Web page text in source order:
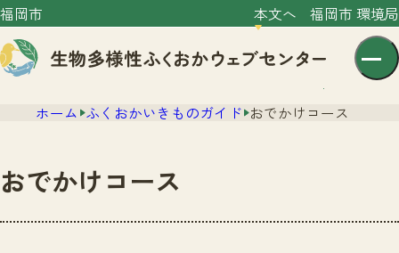
福岡市 本文へ 福岡市 環境局
センター紹介
ホーム ふくおかいきものガイド おでかけコース
おでかけコース